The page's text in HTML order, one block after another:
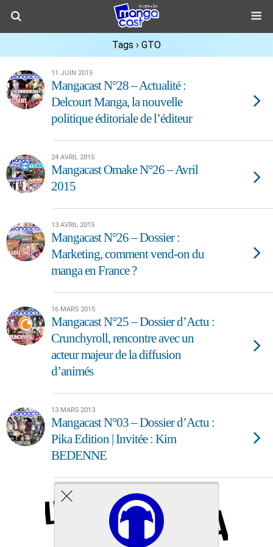
Tags › GTO
11 JUIN 2015
Mangacast N°28 – Actualité :
Delcourt Manga, la nouvelle
politique éditoriale de l’éditeur
24 AVRIL 2015
Mangacast Omake N°26 – Avril
2015
13 AVRIL 2015
Mangacast N°26 – Dossier :
Marketing, comment vend-on du
manga en France ?
16 MARS 2015
Mangacast N°25 – Dossier d’Actu :
Crunchyroll, rencontre avec un
acteur majeur de la diffusion
d’animés
13 MARS 2013
Mangacast N°03 – Dossier d’Actu :
Pika Edition | Invitée : Kim
BEDENNE